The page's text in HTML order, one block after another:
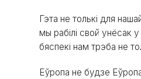
Гэта не толькі для
мы рабілі свой унёсак
бяспекі нам трэба не
Еўропа не будзе